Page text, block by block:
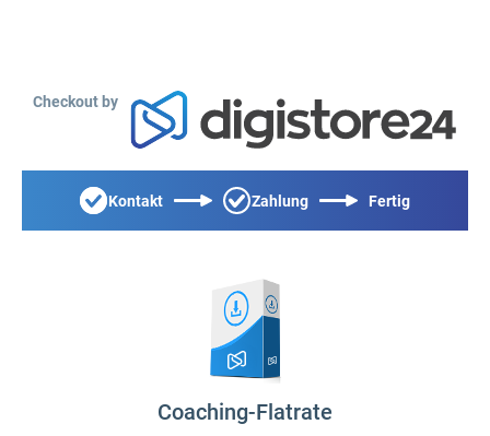
Checkout by
Kontakt Zahlung Fertig
Coaching-Flatrate